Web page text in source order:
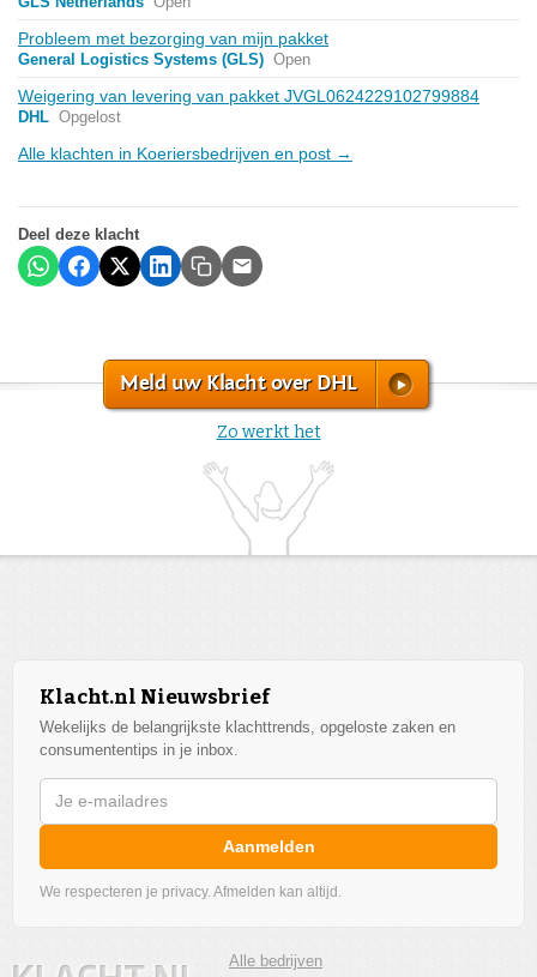
Probleem met bezorging van mijn pakket
General Logistics Systems (GLS) Open
Weigering van levering van pakket JVGL0624229102799884
DHL Opgelost
Alle klachten in Koeriersbedrijven en post →
Deel deze klacht
Meld uw Klacht over DHL
Zo werkt het
Klacht.nl Nieuwsbrief
Wekelijks de belangrijkste klachttrends, opgeloste zaken en
consumententips in je inbox.
Aanmelden
We respecteren je privacy. Afmelden kan altijd.
Alle bedrijven